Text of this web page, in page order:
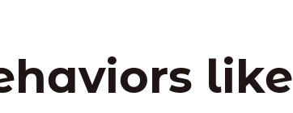
like